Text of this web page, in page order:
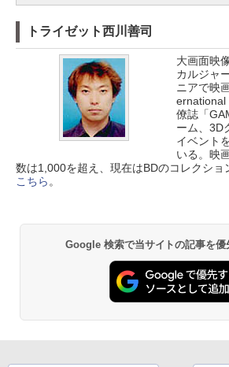
トライゼット西川善司
大画面映
カルジャ
ニアで映
ernational
僚誌「
ーム、3D
イベント
いる。映
数は1,000を超え、現在はBDのコレクショ
こちら 。
Google 検索で当サイトの記事を優